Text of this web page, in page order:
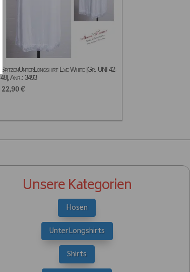
SpitzenUnterLongshirt Eve White |Gr. UNI 42-
48|, Anr.: 3493
22,90€
Unsere Kategorien
Hosen
UnterLongshirts
Shirts